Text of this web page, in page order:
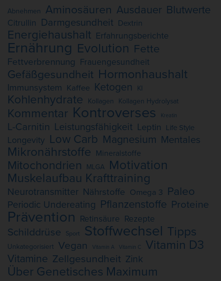
Abnehmen Aminosäuren Ausdauer Blutwerte
Citrullin Darmgesundheit Dextrin
Energiehaushalt Erfahrungsberichte
Ernährung Evolution Fette
Fettverbrennung Frauengesundheit
Gefäßgesundheit Hormonhaushalt
Immunsystem Kaffee Ketogen KI
Kohlenhydrate Kollagen Kollagen Hydrolysat
Kommentar Kontroverses Kreatin
L-Carnitin Leistungsfähigkeit Leptin Life Style
Longevity Low Carb Magnesium Mentales
Mikronährstoffe Mineralstoffe
Mitochondrien MLGA Motivation
Muskelaufbau Krafttraining
Neurotransmitter Nährstoffe Omega 3 Paleo
Periodic Undereating Pflanzenstoffe Proteine
Prävention Retinsäure Rezepte
Schilddrüse Sport Stoffwechsel Tipps
Unkategorisiert Vegan Vitamin A Vitamin C Vitamin D3
Vitamine Zellgesundheit Zink
Über Genetisches Maximum